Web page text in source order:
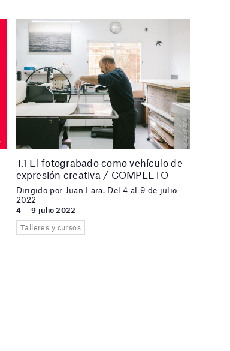
T.1 El fotograbado como vehículo de
expresión creativa / COMPLETO
Dirigido por Juan Lara. Del 4 al 9 de julio
2022
4 — 9 julio 2022
Talleres y cursos